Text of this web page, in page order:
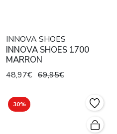
INNOVA SHOES
INNOVA SHOES 1700
MARRON
48,97€ 69,95€
30%